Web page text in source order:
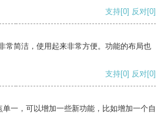
支持[0] 反对[0]
常简洁，使用起来非常方便。功能的布局也
支持[0] 反对[0]
一，可以增加一些新功能，比如增加一个自